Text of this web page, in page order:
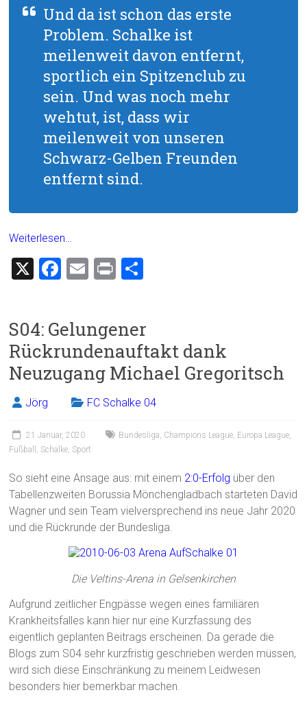
Und da ist schon das erste
Problem. Schalke ist
meilenweit davon entfernt,
sportlich ein Spitzenclub zu
sein. Und was noch mehr
wehtut, ist, dass wir
meilenweit von unseren
Schwarz-Gelben Freunden
entfernt sind.
Weiterlesen…
X
F
b
o
ok
E
l
Pr
n
S04: Gelungener
Rückrundenauftakt dank
Neuzugang Michael Gregoritsch
Jörg FC Schalke 04
21 Januar, 2020 Bundesliga, Champions League, Europa League,
Fußball , Schalke, Sport
So sieht eine Ansage aus: mit einem 2:0-Erfolg über den
Tabellenzweiten Borussia Mönchengladbach starteten David
Wagner und sein Team vielversprechend ins neue Jahr 2020
und die Rückrunde der Bundesliga.
Die Veltins-Arena in Gelsenkirchen
Aufgrund zeitlicher Engpässe wegen eines familiären
Krankheitsfalles kann hier nur eine Kurzfassung des
eigentlich geplanten Beitrags erscheinen. Da gerade die
Blogs zum S04 sehr kurzfristig geschrieben werden müssen,
wird sich diese Einschränkung zu meinem Leidwesen
besonders hier bemerkbar machen.